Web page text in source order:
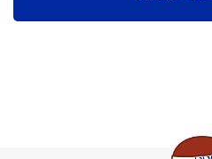
(７)保有個人データの開示等およ